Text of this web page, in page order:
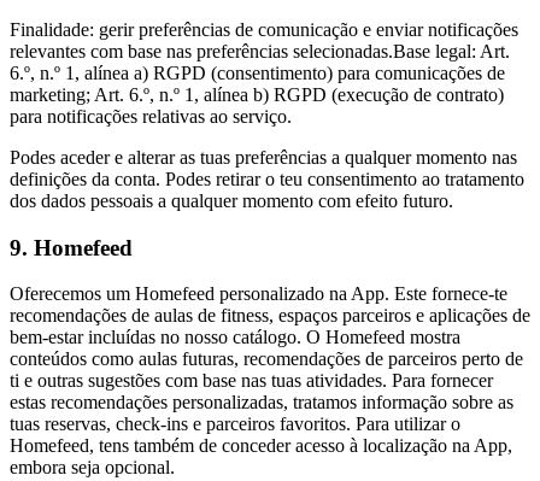
Finalidade: gerir preferências de comunicação e enviar notificações
relevantes com base nas preferências selecionadas.Base legal: Art.
6.º, n.º 1, alínea a) RGPD (consentimento) para comunicações de
marketing; Art. 6.º, n.º 1, alínea b) RGPD (execução de contrato)
para notificações relativas ao serviço.
Podes aceder e alterar as tuas preferências a qualquer momento nas
definições da conta. Podes retirar o teu consentimento ao tratamento
dos dados pessoais a qualquer momento com efeito futuro.
9. Homefeed
Oferecemos um Homefeed personalizado na App. Este fornece-te
recomendações de aulas de fitness, espaços parceiros e aplicações de
bem-estar incluídas no nosso catálogo. O Homefeed mostra
conteúdos como aulas futuras, recomendações de parceiros perto de
ti e outras sugestões com base nas tuas atividades. Para fornecer
estas recomendações personalizadas, tratamos informação sobre as
tuas reservas, check-ins e parceiros favoritos. Para utilizar o
Homefeed, tens também de conceder acesso à localização na App,
embora seja opcional.